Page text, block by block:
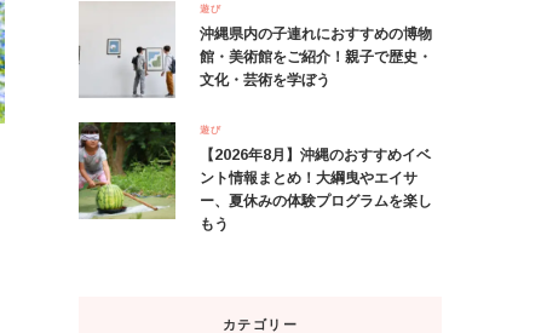
遊び
沖縄県内の子連れにおすすめの博物
館・美術館をご紹介！親子で歴史・
文化・芸術を学ぼう
遊び
【2026年8月】沖縄のおすすめイベ
ント情報まとめ！大綱曳やエイサ
ー、夏休みの体験プログラムを楽し
もう
カテゴリー